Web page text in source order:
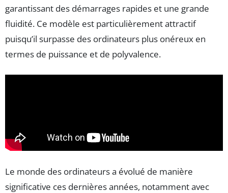
garantissant des démarrages rapides et une grande
fluidité. Ce modèle est particulièrement attractif
puisqu’il surpasse des ordinateurs plus onéreux en
termes de puissance et de polyvalence.
Le monde des ordinateurs a évolué de manière
significative ces dernières années, notamment avec